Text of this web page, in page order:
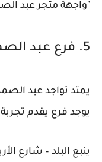
"واجهة متجر عبد
5. فرع عبد الصمد القرشي – ينبع
يمتد تواجد عبد
يوجد فرع يقدم
ينبع البلد – شارع